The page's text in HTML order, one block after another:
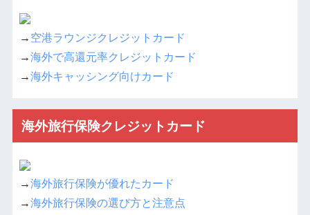
→ 空港ラウンジクレジットカード
→海外で高還元率クレジットカード
→海外キャッシング向けカード
海外旅行保険クレジットカード
→海外旅行保険が優れたカード
→海外旅行保険の選び方と注意点